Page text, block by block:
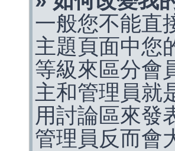
一般您不能直
主題頁面中您
等級來區分會
主和管理員就
用討論區來發
管理員反而會